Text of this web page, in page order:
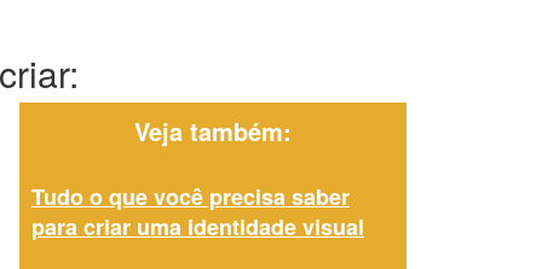
Veja também:
Tudo o que você precisa saber
para criar uma identidade visual